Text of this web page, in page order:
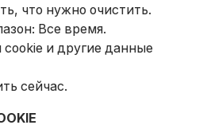
что нужно очистить.
Все время.
и другие данные
сейчас.